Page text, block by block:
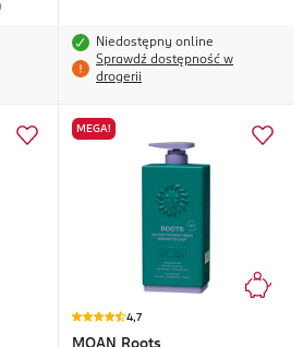
Niedostępny online
Sprawdź dostępność w
drogerii
MEGA!
4,7